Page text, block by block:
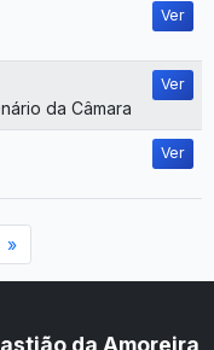
Ver
da Câmara
Ver
Ver
»
da Amoreira